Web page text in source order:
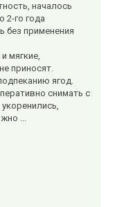
началось
2-го года
без применения
мягкие,
приносят.
ягод.
снимать с
...